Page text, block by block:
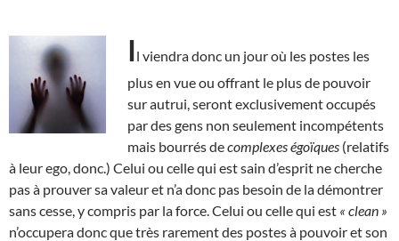
Il viendra donc un jour où les postes les
plus en vue ou offrant le plus de pouvoir
sur autrui, seront exclusivement occupés
par des gens non seulement incompétents
mais bourrés decomplexes égoïques (relatifs
à leur ego, donc.) Celui ou celle qui est sain d’esprit ne cherche
pas à prouver sa valeur et n’a donc pas besoin de la démontrer
sans cesse, y compris par la force. Celui ou celle qui est « clean »
n’occupera donc que très rarement des postes à pouvoir et son